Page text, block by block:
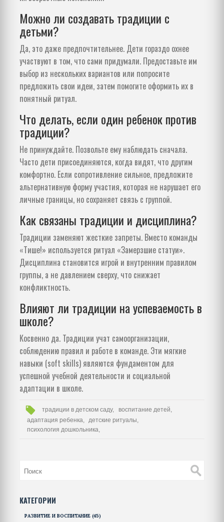
Можно ли создавать традиции с
детьми?
Да, это даже предпочтительнее. Дети гораздо охнее
участвуют в том, что сами придумали. Предоставьте им
выбор из нескольких вариантов или попросите
предложить свои идеи, затем помогите оформить их в
понятный ритуал.
Что делать, если один ребенок против
традиции?
Не принуждайте. Позвольте ему наблюдать сначала.
Часто дети присоединяются, когда видят, что другим
комфортно. Если сопротивление сильное, предложите
альтернативную форму участия, которая не нарушает его
личные границы, но сохраняет связь с группой.
Как связаны традиции и дисциплина?
Традиции заменяют жесткие запреты. Вместо команды
«Тише!» используется ритуал «Замерзшие статуи».
Дисциплина становится игрой и внутренним правилом
группы, а не давлением сверху, что снижает
конфликтность.
Влияют ли традиции на успеваемость в
школе?
Косвенно да. Традиции учат самоорганизации,
соблюдению правил и работе в команде. Эти мягкие
навыки (soft skills) являются фундаментом для
успешной учебной деятельности и социальной
адаптации в школе.
традиции в детском саду,
воспитание детей,
адаптация ребенка,
детские ритуалы,
психология дошкольника,
КАТЕГОРИИ
РАЗВИТИЕ И ВОСПИТАНИЕ (45)